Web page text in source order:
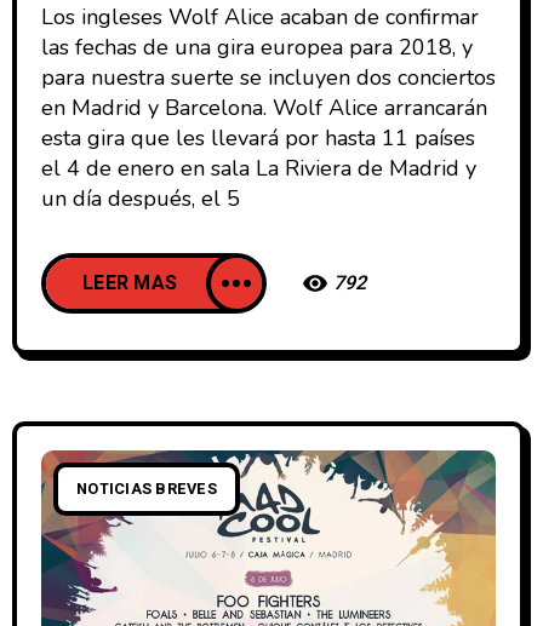
Los ingleses Wolf Alice acaban de confirmar
las fechas de una gira europea para 2018, y
para nuestra suerte se incluyen dos conciertos
en Madrid y Barcelona. Wolf Alice arrancarán
esta gira que les llevará por hasta 11 países
el 4 de enero en sala La Riviera de Madrid y
un día después, el 5
LEER MAS 792
NOTICIAS BREVES